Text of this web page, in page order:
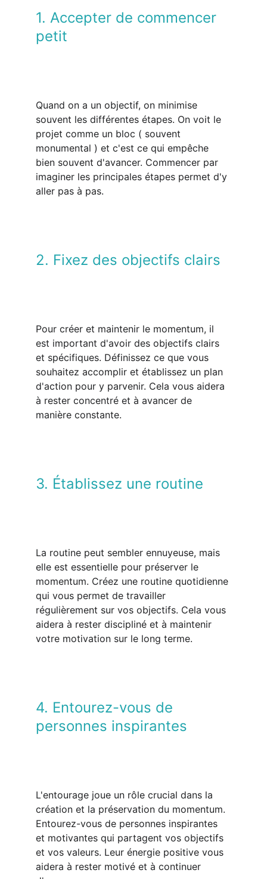
1. Accepter de commencer
petit
Quand on a un objectif, on minimise
souvent les différentes étapes. On voit le
projet comme un bloc ( souvent
monumental ) et c'est ce qui empêche
bien souvent d'avancer. Commencer par
imaginer les principales étapes permet d'y
aller pas à pas.
2. Fixez des objectifs clairs
Pour créer et maintenir le momentum, il
est important d'avoir des objectifs clairs
et spécifiques. Définissez ce que vous
souhaitez accomplir et établissez un plan
d'action pour y parvenir. Cela vous aidera
à rester concentré et à avancer de
manière constante.
3. Établissez une routine
La routine peut sembler ennuyeuse, mais
elle est essentielle pour préserver le
momentum. Créez une routine quotidienne
qui vous permet de travailler
régulièrement sur vos objectifs. Cela vous
aidera à rester discipliné et à maintenir
votre motivation sur le long terme.
4. Entourez-vous de
personnes inspirantes
L'entourage joue un rôle crucial dans la
création et la préservation du momentum.
Entourez-vous de personnes inspirantes
et motivantes qui partagent vos objectifs
et vos valeurs. Leur énergie positive vous
aidera à rester motivé et à continuer